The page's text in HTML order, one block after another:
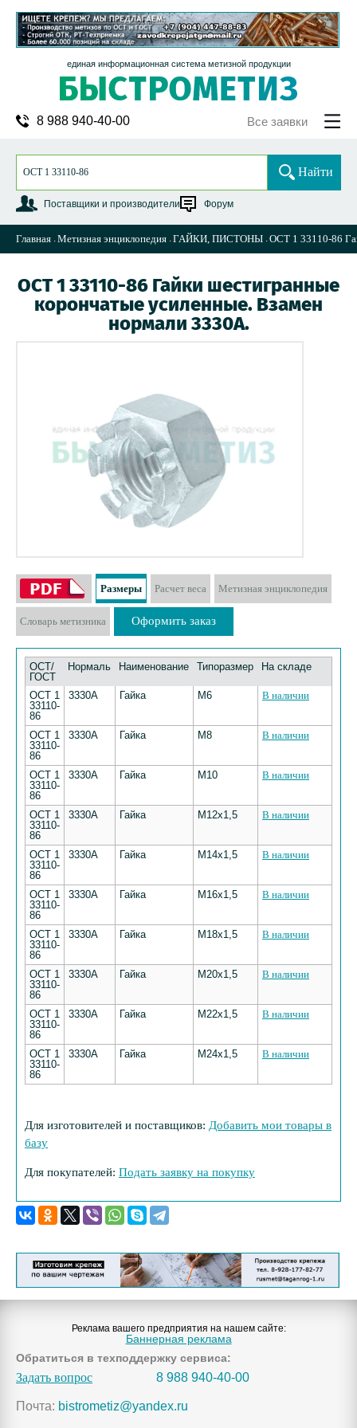
единая информационная система метизной продукции
8 988 940-40-00 Все заявки
Поставщики и производители Форум
Найти
Главная Метизная энциклопедия ГАЙКИ, ПИСТОНЫ ОСТ 1 33110-86
ОСТ 1 33110-86 Гайки шестигранные
корончатые усиленные. Взамен
нормали 3330А.
Размеры Расчет веса Метизная энциклопедия
Словарь метизника Оформить заказ
ОСТ/
ГОСТ
Нормаль Наименование Типоразмер На складе
ОСТ 1
33110-
86
3330А Гайка М6 В наличии
ОСТ 1
33110-
86
3330А Гайка М8 В наличии
ОСТ 1
33110-
86
3330А Гайка М10 В наличии
ОСТ 1
33110-
86
3330А Гайка М12х1,5 В наличии
ОСТ 1
33110-
86
3330А Гайка М14х1,5 В наличии
ОСТ 1
33110-
86
3330А Гайка М16х1,5 В наличии
ОСТ 1
33110-
86
3330А Гайка М18х1,5 В наличии
ОСТ 1
33110-
86
3330А Гайка М20х1,5 В наличии
ОСТ 1
33110-
86
3330А Гайка М22х1,5 В наличии
ОСТ 1
33110-
86
3330А Гайка М24х1,5 В наличии
Для изготовителей и поставщиков: Добавить мои товары в
базу
Для покупателей: Подать заявку на покупку
Реклама вашего предприятия на нашем сайте:
Баннерная реклама
Обратиться в техподдержку сервиса:
Задать вопрос 8 988 940-40-00
Почта: bistrometiz@yandex.ru